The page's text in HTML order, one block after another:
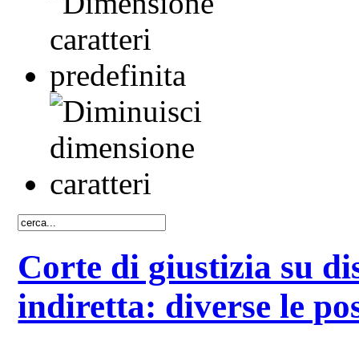
Corte di giustizia su
indiretta: diverse le